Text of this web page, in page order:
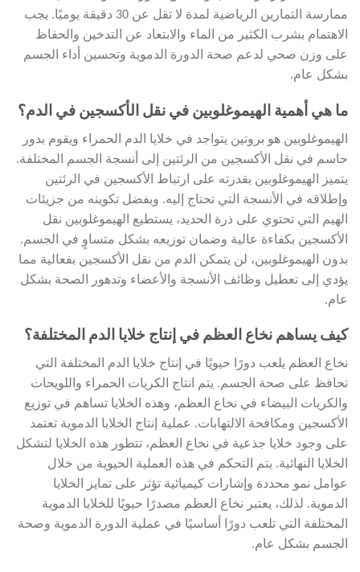
ممارسة التمارين الرياضية لمدة لا تقل عن 30 دقيقة يوميًا. يجب
الاهتمام بشرب الكثير من الماء والابتعاد عن التدخين والحفاظ
على وزن صحي لدعم صحة الدورة الدموية وتحسين أداء الجسم
بشكل عام.
ما هي أهمية الهيموغلوبين في نقل الأكسجين في الدم؟
الهيموغلوبين هو بروتين يتواجد في خلايا الدم الحمراء ويقوم بدور
حاسم في نقل الأكسجين من الرئتين إلى أنسجة الجسم المختلفة.
يتميز الهيموغلوبين بقدرته على ارتباط الأكسجين في الرئتين
وإطلاقه في الأنسجة التي تحتاج إليه. وبفضل تكوينه من جزيئات
الهيم التي تحتوي على ذرة الحديد، يستطيع الهيموغلوبين نقل
الأكسجين بكفاءة عالية وضمان توزيعه بشكل متساوٍ في الجسم.
بدون الهيموغلوبين، لن يتمكن الدم من نقل الأكسجين بفعالية مما
يؤدي إلى تعطيل وظائف الأنسجة والأعضاء وتدهور الصحة بشكل
عام.
كيف يساهم نخاع العظم في إنتاج خلايا الدم المختلفة؟
نخاع العظم يلعب دورًا حيويًا في إنتاج خلايا الدم المختلفة التي
تحافظ على صحة الجسم. يتم انتاج الكريات الحمراء واللويحات
والكريات البيضاء في نخاع العظم، وهذه الخلايا تساهم في توزيع
الأكسجين ومكافحة الالتهابات. عملية إنتاج الخلايا الدموية تعتمد
على وجود خلايا جذعية في نخاع العظم، تتطور هذه الخلايا لتشكل
الخلايا النهائية. يتم التحكم في هذه العملية الحيوية من خلال
عوامل نمو محددة وإشارات كيميائية تؤثر على تمايز الخلايا
الدموية. لذلك، يعتبر نخاع العظم مصدرًا حيويًا للخلايا الدموية
المختلفة التي تلعب دورًا أساسيًا في عملية الدورة الدموية وصحة
الجسم بشكل عام.